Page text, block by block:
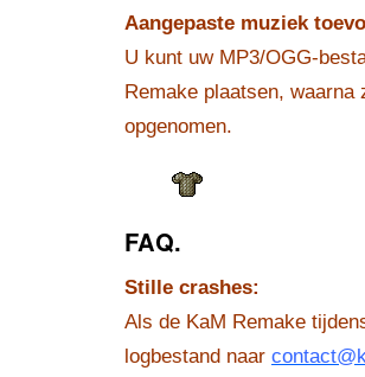
Aangepaste muziek
U kunt uw MP3/OGG-
Remake plaatsen,
opgenomen.
FAQ.
Stille crashes:
Als de KaM Remake
logbestand naar